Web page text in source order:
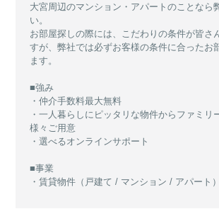
大宮周辺のマンション・アパートのことなら
い。
お部屋探しの際には、こだわりの条件が皆さ
すが、弊社では必ずお客様の条件に合ったお
ます。
■強み
・仲介手数料最大無料
・一人暮らしにピッタリな物件からファミリ
様々ご用意
・選べるオンラインサポート
■事業
・賃貸物件（戸建て / マンション / アパート）